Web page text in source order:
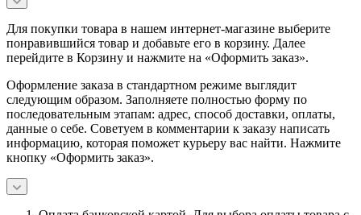
Для покупки товара в нашем интернет-магазине выберите
понравившийся товар и добавьте его в корзину. Далее
перейдите в Корзину и нажмите на «Оформить заказ».
Оформление заказа в стандартном режиме выглядит
следующим образом. Заполняете полностью форму по
последовательным этапам: адрес, способ доставки, оплаты,
данные о себе. Советуем в комментарии к заказу написать
информацию, которая поможет курьеру вас найти. Нажмите
кнопку «Оформить заказ».